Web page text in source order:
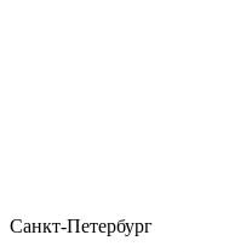
Санкт-Петербург